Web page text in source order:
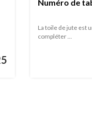
Numéro de
La toile de jute est
compléter ...